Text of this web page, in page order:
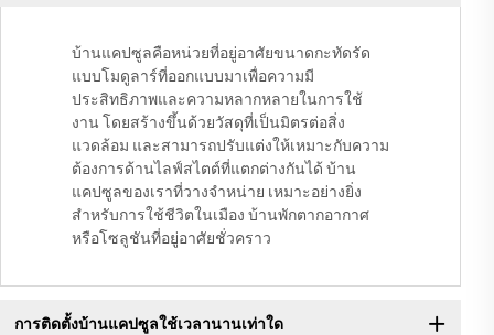
บ้านแคปซูลคือหน่วยที่อยู่อาศัยขนาดกะทัดรัด
แบบโมดูลาร์ที่ออกแบบมาเพื่อความมี
ประสิทธิภาพและความหลากหลายในการใช้
งาน โดยสร้างขึ้นด้วยวัสดุที่เป็นมิตรต่อสิ่ง
แวดล้อม และสามารถปรับแต่งให้เหมาะกับความ
ต้องการด้านไลฟ์สไตต์ที่แตกต่างกันได้ บ้าน
แคปซูลของเราที่วางจำหน่าย เหมาะอย่างยิ่ง
สำหรับการใช้ชีวิตในเมือง บ้านพักตากอากาศ
หรือโซลูชันที่อยู่อาศัยชั่วคราว
การติดตั้งบ้านแคปซูลใช้เวลานานเท่าใด